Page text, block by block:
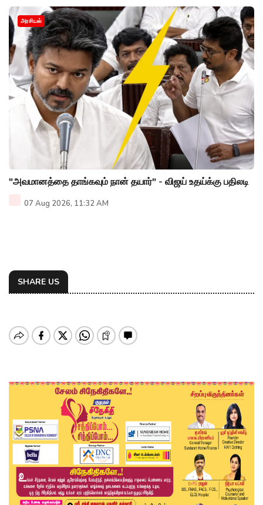
அரசியல்
"அவமானத்தை தாங்கவும் நான் தயார்" - விஜய் உதய்க்கு பதிலடி
07 Aug 2026, 11:32 AM
SHARE US